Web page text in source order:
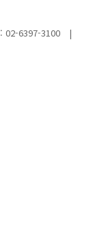
: 02-6397-3100
|